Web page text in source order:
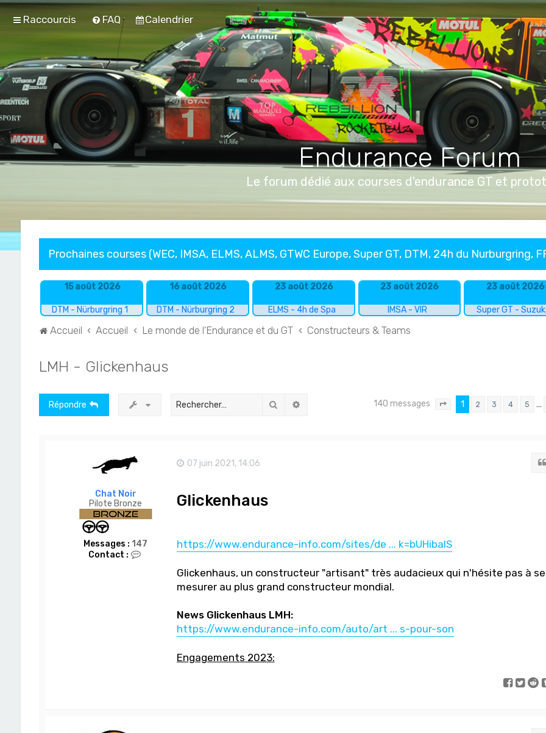
Raccourcis FAQ Calendrier
Endurance Forum
Le forum dédié aux courses d'endurance GT et
Prochaines courses (WEC, IMSA, ELMS, ALMS, GTWC Europe, Super GT, DTM, 24h du Nurburgring,
15 août 2026
DTM - Nürburgring 1
16 août 2026
DTM - Nürburgring 2
23 août 2026
ELMS - 4h de Spa
23 août 2026
IMSA - VIR
23 août 2026
Super GT -
Accueil Accueil Le monde de l'Endurance et du GT Constructeurs & Teams
LMH - Glickenhaus
Répondre RechercherRecherche avancée140 messages Page sur 10
1 2 3 4 5 …
Chat Noir
Pilote Bronze
Messages : 147
Contact :
07 juin 2021, 14:06
Glickenhaus
https://www.endurance-info.com/sites/de ... k=bUHibaIS
Glickenhaus, un constructeur "artisant" très audacieux qui n'hésite pas à se
mesurer au plus grand constructeur mondial.
News Glickenhaus LMH:
https://www.endurance-info.com/auto/art ... s-pour-son
Engagements 2023: